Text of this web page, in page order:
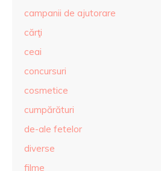
campanii de ajutorare
cărţi
ceai
concursuri
cosmetice
cumpărături
de-ale fetelor
diverse
filme